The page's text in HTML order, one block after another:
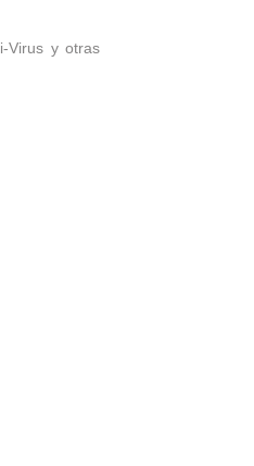
Virus y otras